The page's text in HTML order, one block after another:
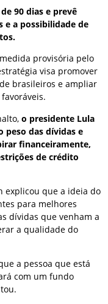
90 dias e prevê
e a possibilidade de
provisória pelo
visa promover
brasileiros e ampliar
o presidente Lula
peso das dívidas e
financeiramente,
de crédito
explicou que a ideia do
para melhores
dívidas que venham a
a qualidade do
a pessoa que está
com um fundo